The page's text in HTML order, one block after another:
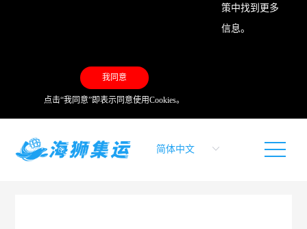
策中找到更多
信息。
我同意
点击“我同意”即表示同意使用Cookies。